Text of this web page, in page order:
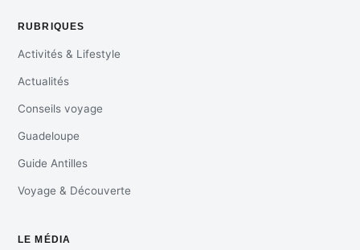
RUBRIQUES
Activités & Lifestyle
Actualités
Conseils voyage
Guadeloupe
Guide Antilles
Voyage & Découverte
LE MÉDIA